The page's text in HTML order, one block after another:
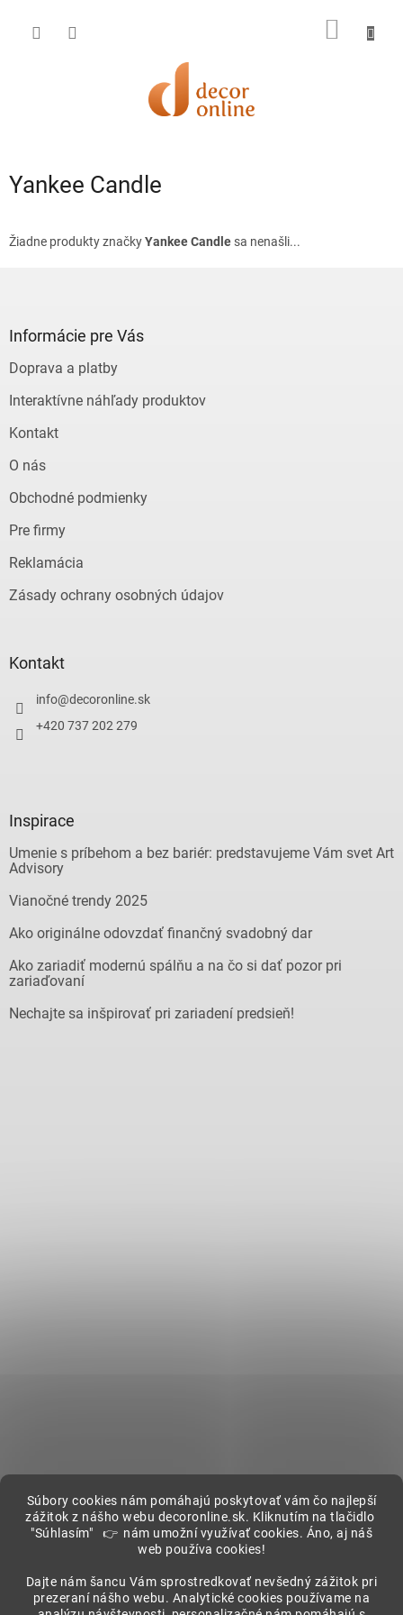
Súbory cookies nám pomáhajú poskytovať vám čo najlepší
zážitok z nášho webu decoronline.sk. Kliknutím na tlačidlo
"Súhlasím" 👉 nám umožní využívať cookies. Áno, aj náš
web používa cookies!
Dajte nám šancu Vám sprostredkovať nevšedný zážitok pri
prezeraní nášho webu. Analytické cookies používame na
obsah
Yankee Candle
Žiadne produkty značkyYankee Candle sa nenašli...
Informácie pre Vás
Doprava a platby
Interaktívne náhľady produktov
Kontakt
O nás
Obchodné podmienky
Pre firmy
Reklamácia
Zásady ochrany osobných údajov
Kontakt
info@decoronline.sk
+420 737 202 279
Inspirace
Umenie s príbehom a bez bariér: predstavujeme Vám svet Art
Advisory
Vianočné trendy 2025
Ako originálne odovzdať finančný svadobný dar
Ako zariadiť modernú spálňu a na čo si dať pozor pri
zariaďovaní
Nechajte sa inšpirovať pri zariadení predsieň!
Showroom